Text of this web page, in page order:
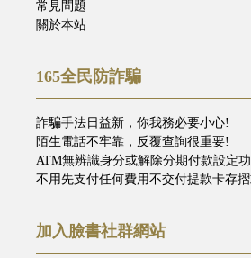
常見問題
關於本站
165全民防詐騙
詐騙手法日益新，你我務必要小心!
陌生電話不牢靠，反覆查詢很重要!
ATM無辨識身分或解除分期付款設定
不用先支付任何費用不交付提款卡存
加入臉書社群網站